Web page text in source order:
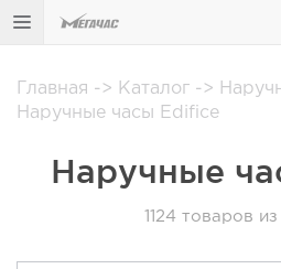
Главная -> Каталог ->
Наручные часы Edifice
Наручные
1124 товаров из